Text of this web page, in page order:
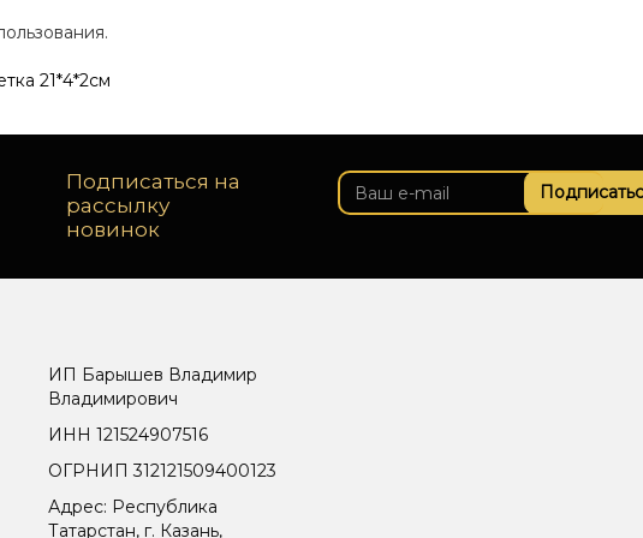
21*4*2см
Подписаться на
рассылку
новинок
ИП Барышев Владимир
Владимирович
ИНН 121524907516
ОГРНИП 312121509400123
Адрес: Республика
Татарстан, г. Казань,